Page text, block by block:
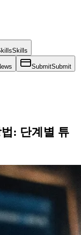
Skills
SubmitSubmit
: 단계별 튜